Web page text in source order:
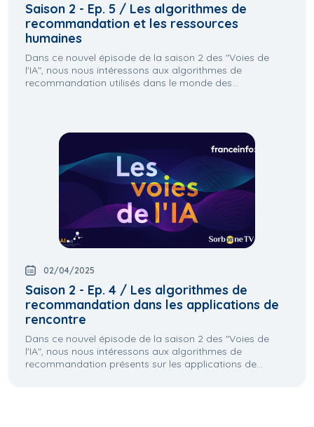
Saison 2 - Ep. 5 / Les algorithmes de
recommandation et les ressources
humaines
Dans ce nouvel épisode de la saison 2 des "Voies de
l'IA", nous nous intéressons aux algorithmes de
recommandation utilisés dans le monde des...
02/04/2025
Saison 2 - Ep. 4 / Les algorithmes de
recommandation dans les applications de
rencontre
Dans ce nouvel épisode de la saison 2 des "Voies de
l'IA", nous nous intéressons aux algorithmes de
recommandation présents sur les applications de...